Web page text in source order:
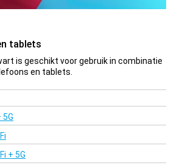
tablets
is geschikt voor gebruik in combinatie
en tablets.
5G
+ 5G